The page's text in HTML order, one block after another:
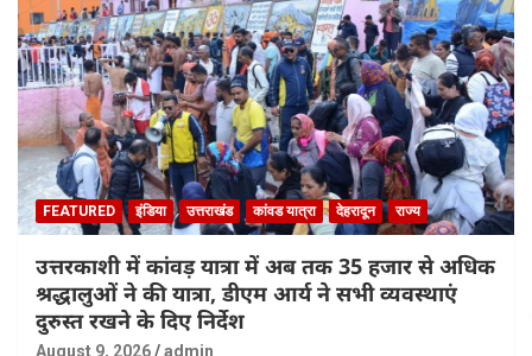
FEATURED इंडिया उत्तराखंड कांवड यात्रा देहरादून राज्य
उत्तरकाशी में कांवड़ यात्रा में अब तक 35 हजार से अधिक
श्रद्धालुओं ने की यात्रा, डीएम आर्य ने सभी व्यवस्थाएं
दुरुस्त रखने के दिए निर्देश
August 9, 2026 admin